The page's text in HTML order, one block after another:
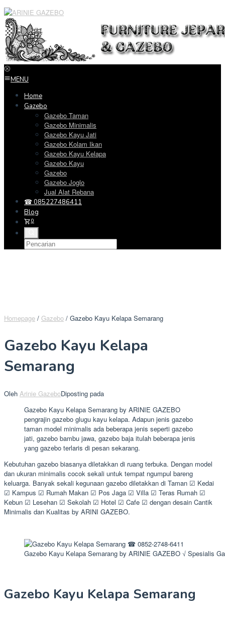
Loncat
ke
konten
MENU
Home
Gazebo
Gazebo Taman
Gazebo Minimalis
Gazebo Kayu Jati
Gazebo Kolam Ikan
Gazebo Kayu Kelapa
Gazebo Kayu
Gazebo
Gazebo Joglo
Jual Alat Rebana
☎ 085227486411
Blog
0
Homepage / Gazebo / Gazebo Kayu Kelapa Semarang
Gazebo Kayu Kelapa
Semarang
Oleh Arinie GazeboDiposting pada
Gazebo Kayu Kelapa Semarang by ARINIE GAZEBO
pengrajin gazebo glugu kayu kelapa. Adapun jenis gazebo
taman model minimalis ada beberapa jenis seperti gazebo
jati, gazebo bambu jawa, gazebo baja itulah beberapa jenis
yang gazebo terlaris di pesan sekarang.
Kebutuhan gazebo biasanya diletakkan di ruang terbuka. Dengan model
dan ukuran minimalis cocok sekali untuk tempat ngumpul bareng
keluarga. Banyak sekali kegunaan gazebo diletakkan di Taman ☑ Kedai
☑ Kampus ☑ Rumah Makan ☑ Pos Jaga ☑ Villa ☑ Teras Rumah ☑
Kebun ☑ Lesehan ☑ Sekolah ☑ Hotel ☑ Cafe ☑ dengan desain Cantik
Minimalis dan Kualitas by ARINI GAZEBO.
Gazebo Kayu Kelapa Semarang by ARINIE GAZEBO √ Spesialis
Gazebo Kayu Kelapa Semarang